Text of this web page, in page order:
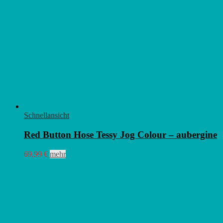
Schnellansicht
Red Button Hose Tessy Jog Colour – aubergine
69,99 € mehrDieses